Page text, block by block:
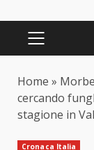
PRIMARY
Home »
cercando
stagione in
Cronaca Italia